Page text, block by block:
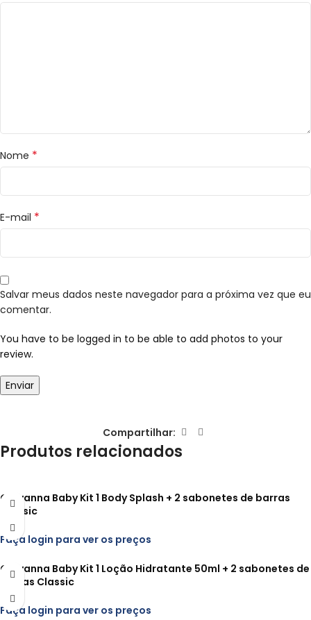
Nome *
E-mail *
Salvar meus dados neste navegador para a próxima vez que eu
comentar.
You have to be logged in to be able to add photos to your
review.
Compartilhar:
Produtos relacionados
Giovanna Baby Kit 1 Body Splash + 2 sabonetes de barras
Classic
Faça login para ver os preços
Giovanna Baby Kit 1 Loção Hidratante 50ml + 2 sabonetes de
barras Classic
Faça login para ver os preços